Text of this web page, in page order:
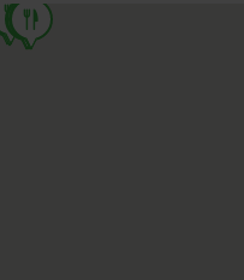
food
food
foodfood
food
food
food